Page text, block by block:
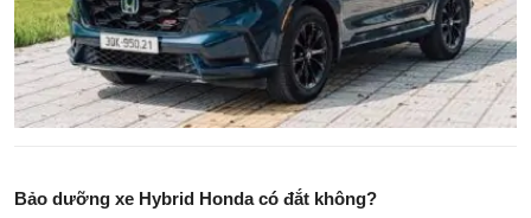
Bảo dưỡng xe Hybrid Honda có đắt không?